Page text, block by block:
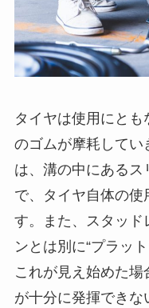
タイヤは使用にとも
のゴムが摩耗して
は、溝の中にあるス
で、タイヤ自体の使
す。また、スタッド
ンとは別に“プラッ
これが見え始めた
が十分に発揮でき